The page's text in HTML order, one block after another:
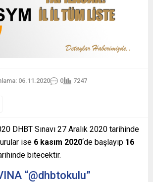
06.11.2020 0 7247
DHBT Sınavı 27 Aralık 2020 tarihinde
ise 6 kasım 2020‘de başlayıp 16
bitecektir.
“@dhbtokulu”